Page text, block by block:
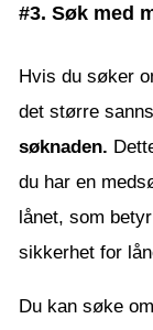
#3. Søk med
Hvis du søker
det større
søknaden.
du har en
lånet, som
sikkerhet for
Du kan søke